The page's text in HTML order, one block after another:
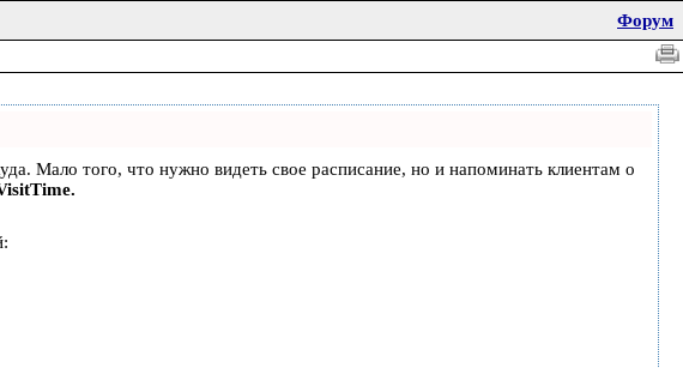
Форум
Мало того, что нужно видеть свое расписание, но и напоминать клиентам о